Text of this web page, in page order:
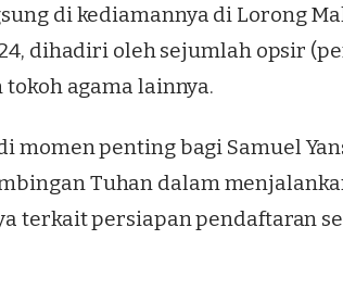
di kediamannya di Lorong
dihadiri oleh sejumlah opsir
agama lainnya.
momen penting bagi Samuel
Tuhan dalam
terkait persiapan pendaftaran